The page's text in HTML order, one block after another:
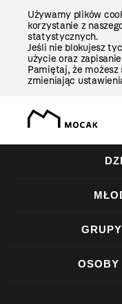
Używamy plików
korzystanie z
statystycznych.
Jeśli nie blokujesz
użycie oraz
Pamiętaj, że
zmieniając
OSOBY